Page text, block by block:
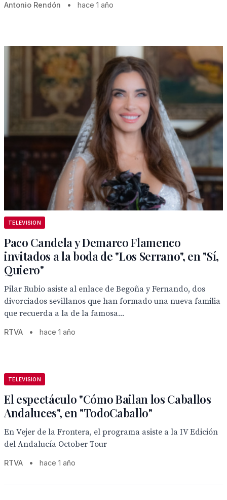
Antonio Rendón • hace 1 año
TELEVISION
Paco Candela y Demarco Flamenco
invitados a la boda de "Los Serrano", en "Sí,
Quiero"
Pilar Rubio asiste al enlace de Begoña y Fernando, dos
divorciados sevillanos que han formado una nueva familia
que recuerda a la de la famosa...
RTVA • hace 1 año
TELEVISION
El espectáculo "Cómo Bailan los Caballos
Andaluces", en "TodoCaballo"
En Vejer de la Frontera, el programa asiste a la IV Edición
del Andalucía October Tour
RTVA • hace 1 año